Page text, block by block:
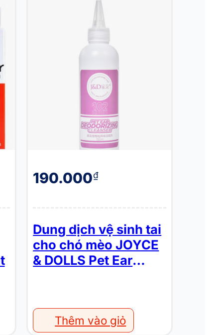
190.000₫
Dung dịch vệ sinh tai
cho chó mèo JOYCE
& DOLLS Pet Ear
Thêm vào giỏ